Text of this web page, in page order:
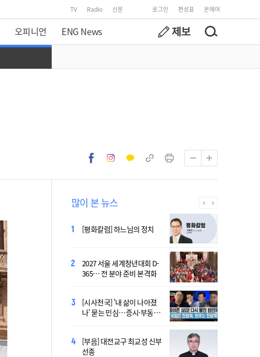
TV Radio 신문 로그인 편성표 온에어
오피니언 ENG News
많이 본 뉴스
[평화칼럼] 하느님의 정치
2027 서울 세계청년대회 D-
365… 전 분야 준비 본격화
[시사천국] '내 삶이 나아졌
나' 묻는 민심…증시·부동산
[부음] 대전교구 최교성 신부
선종
[시사천국] 서미화 "시각장애
여성 첫 최고위 도전…사회
[시사천국] 홍춘욱 "단일종목 레버리지 ETF는
없애는 게 맞다"
염의 진실…올해가 가장 시
원한 여름?
오늘 공개…한국인 곡 선정